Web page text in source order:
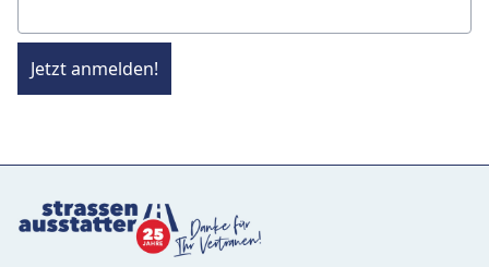
Jetzt anmelden!